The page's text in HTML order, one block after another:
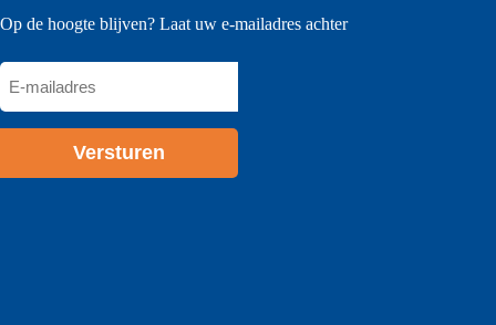
Op de hoogte blijven? Laat uw e-mailadres achter
E-
mailadres